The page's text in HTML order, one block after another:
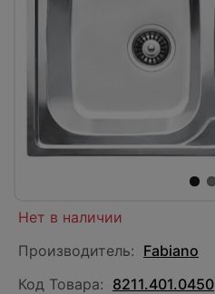
Нет в наличии
Производитель: Fabiano
Код Товара: 8211.401.0450